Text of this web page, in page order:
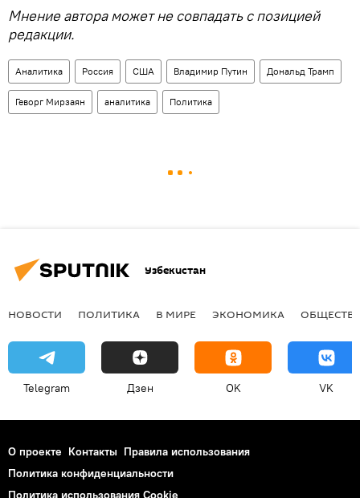
Мнение автора может не совпадать с позицией
редакции.
Аналитика Россия США Владимир Путин Дональд Трамп
Геворг Мирзаян аналитика Политика
Узбекистан
НОВОСТИ ПОЛИТИКА В МИРЕ ЭКОНОМИКА
Telegram Дзен OK VK
О проекте Контакты Правила использования
Политика конфиденциальности
Политика использования Cookie